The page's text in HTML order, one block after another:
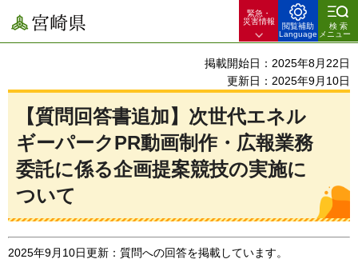
宮崎県
緊急・
災害情報
閲覧補助
Language
検索
メニュー
掲載開始日：2025年8月22日
更新日：2025年9月10日
【質問回答書追加】次世代エネル
ギーパークPR動画制作・広報業務
委託に係る企画提案競技の実施に
ついて
2025年9月10日更新：質問への回答を掲載しています。